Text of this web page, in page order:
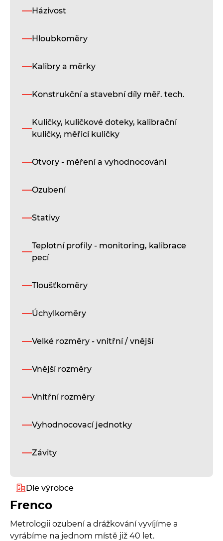
Házivost
Hloubkoměry
Kalibry a měrky
Konstrukční a stavební díly měř. tech.
Kuličky, kuličkové doteky, kalibrační
kuličky, měřicí kuličky
Otvory - měření a vyhodnocování
Ozubení
Stativy
Teplotní profily - monitoring, kalibrace
pecí
Tloušťkoměry
Úchylkoměry
Velké rozměry - vnitřní / vnější
Vnější rozměry
Vnitřní rozměry
Vyhodnocovací jednotky
Závity
Dle výrobce
Alukeep
Frenco
Metrologii ozubení a drážkování vyvíjíme a
vyrábíme na jednom místě již 40 let.